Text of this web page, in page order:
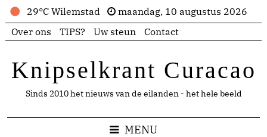
29°C Wilemstad
maandag, 10 augustus 2026
Over ons
TIPS? Uw steun Contact
Knipselkrant Curacao
Sinds 2010 het nieuws van de eilanden - het hele beeld
MENU